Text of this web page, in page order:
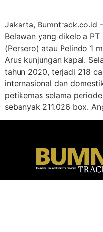
Jakarta, Bumntrack.co.id
Belawan yang dikelola PT
(Persero) atau Pelindo 1
Arus kunjungan kapal.
tahun 2020, terjadi 218
internasional dan
petikemas selama
sebanyak 211.026 box.